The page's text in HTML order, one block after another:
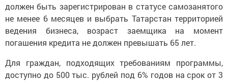
должен быть зарегистрирован в статусе самозанятого
не менее 6 месяцев и выбрать Татарстан территорией
ведения бизнеса, возраст заемщика на момент
погашения кредита не должен превышать 65 лет.
Для граждан, подходящих требованиям программы,
доступно до 500 тыс. рублей под 6% годов на срок от 3